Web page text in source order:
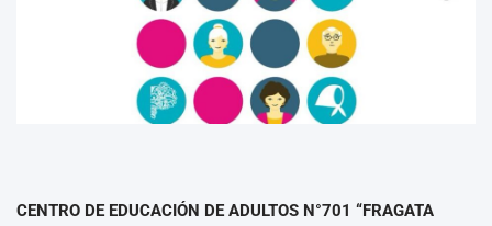
CENTRO DE EDUCACIÓN DE ADULTOS N°701 “FRAGATA